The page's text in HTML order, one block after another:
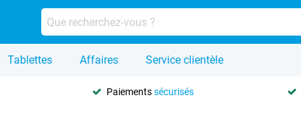
Tablettes Affaires Service clientèle
Paiementssécurisés